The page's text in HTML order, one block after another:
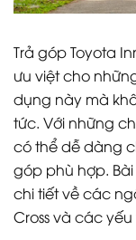
Trả góp Toyota
ưu việt cho
dụng này mà
tức. Với những
có thể dễ dàng
góp phù hợp.
chi tiết về các
Cross và các